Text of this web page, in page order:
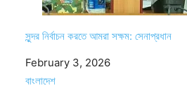
সুন্দর নির্বাচন করতে আমরা সক্ষম: সেনাপ্রধান
Date
February 3, 2026
In relation to
বাংলাদেশ